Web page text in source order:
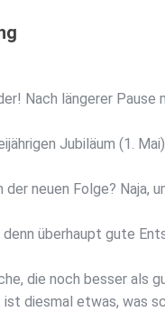
Nach längerer Pause
Jubiläum (1.
der neuen Folge? Naja,
denn überhaupt gute
die noch besser als
diesmal etwas, was